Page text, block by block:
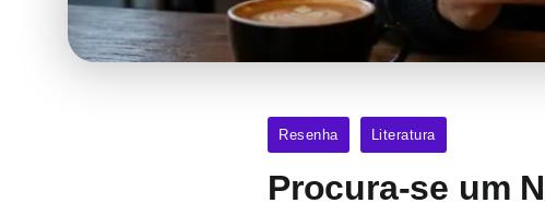
Resenha Literatura
Procura-se um